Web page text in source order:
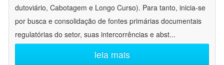
dutoviário, Cabotagem e Longo Curso). Para tanto, inicia-se
por busca e consolidação de fontes primárias documentais
regulatórias do setor, suas intercorrências e abst...
leia mais